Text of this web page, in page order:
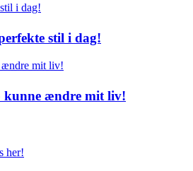
stil i dag!
kunne ændre mit liv!